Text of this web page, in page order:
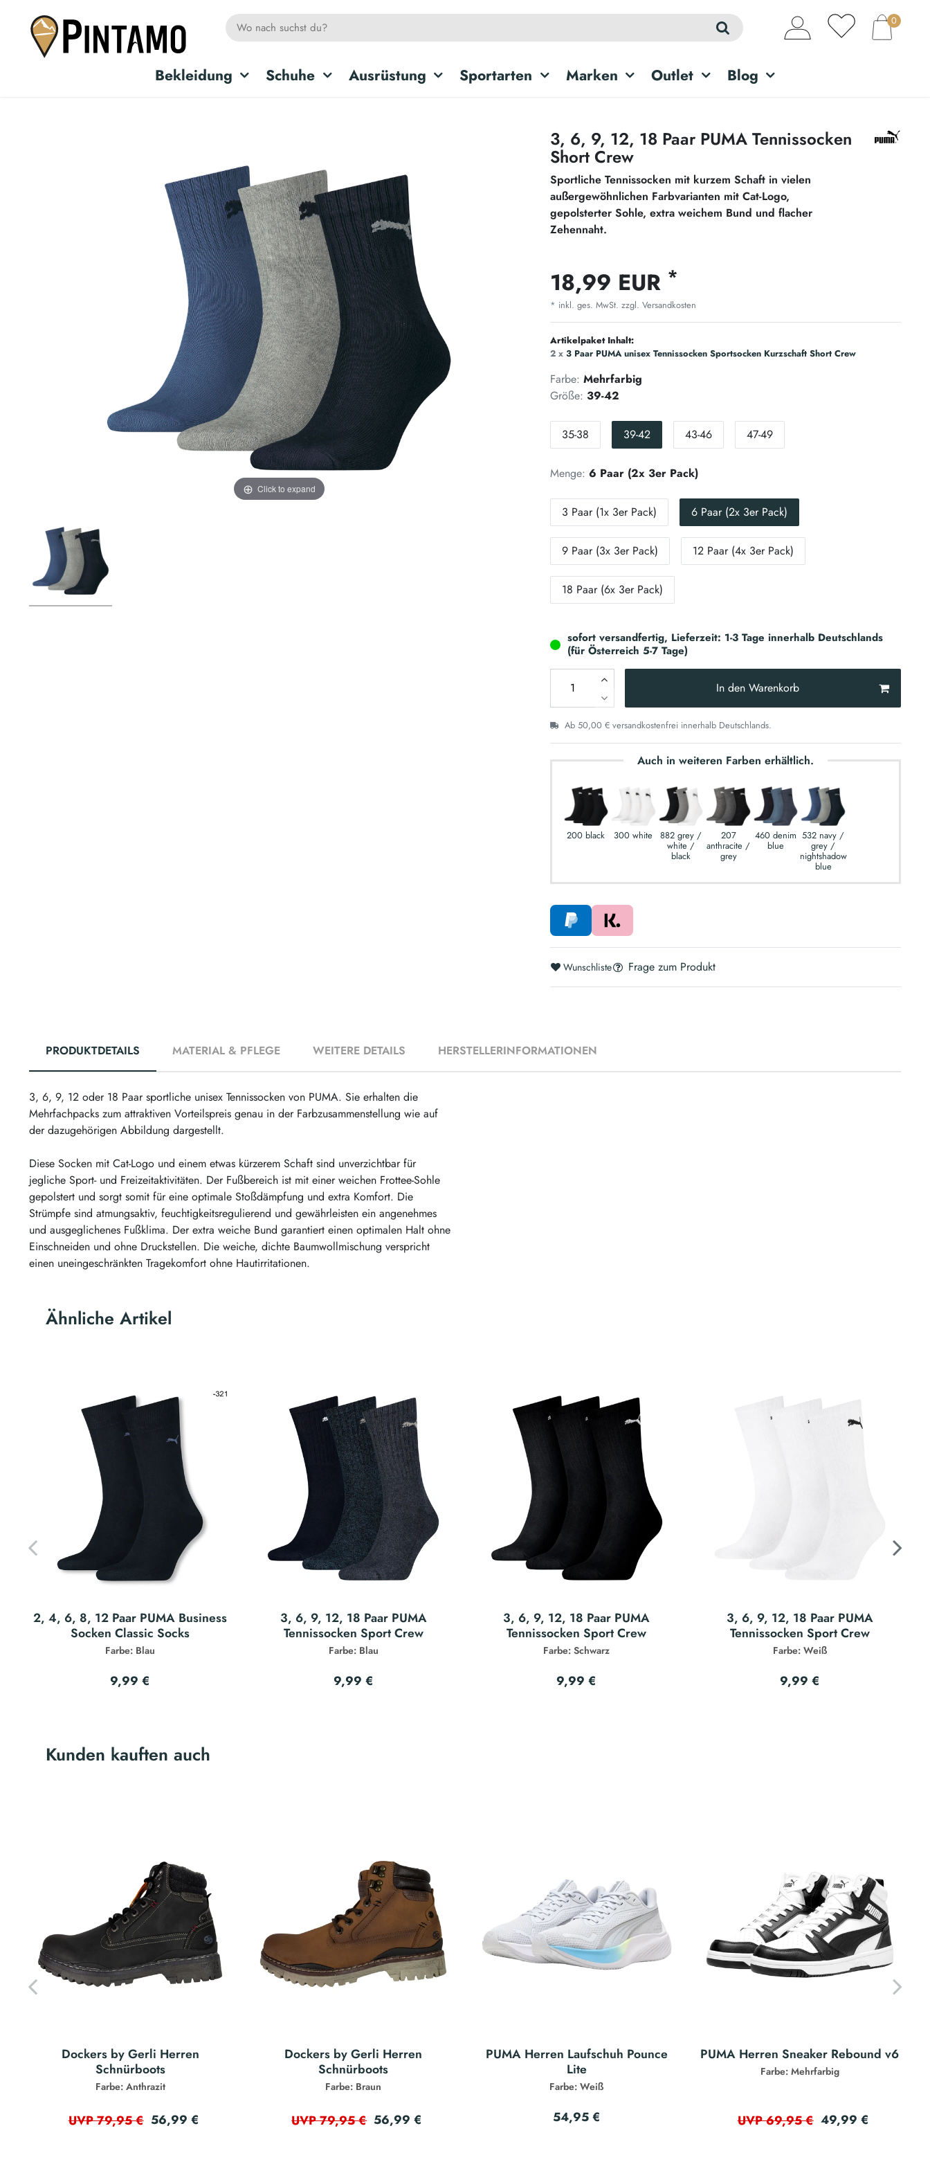
Bekleidung Schuhe Ausrüstung Sportarten Marken Outlet Blog
0
Click to expand
3, 6, 9, 12, 18 Paar PUMA Tennissocken
Short Crew
Sportliche Tennissocken mit kurzem Schaft in vielen
außergewöhnlichen Farbvarianten mit Cat-Logo,
gepolsterter Sohle, extra weichem Bund und flacher
Zehennaht.
18,99 EUR *
* inkl. ges. MwSt. zzgl. Versandkosten
Artikelpaket Inhalt:
2 x 3 Paar PUMA unisex Tennissocken Sportsocken Kurzschaft Short Crew
Farbe: Mehrfarbig
Größe: 39-42
35-38 39-42 43-46 47-49
Menge: 6 Paar (2x 3er Pack)
3 Paar (1x 3er Pack) 6 Paar (2x 3er Pack)
9 Paar (3x 3er Pack) 12 Paar (4x 3er Pack)
18 Paar (6x 3er Pack)
sofort versandfertig, Lieferzeit: 1-3 Tage innerhalb Deutschlands
(für Österreich 5-7 Tage)
In den Warenkorb
Ab 50,00 € versandkostenfrei innerhalb Deutschlands.
Auch in weiteren Farben erhältlich.
200 black 300 white 882 grey /
white /
black
207
anthracite /
grey
460 denim
blue
532 navy /
grey /
nightshadow
blue
Wunschliste Frage zum Produkt
PRODUKTDETAILS MATERIAL & PFLEGE WEITERE DETAILS HERSTELLERINFORMATIONEN
3, 6, 9, 12 oder 18 Paar sportliche unisex Tennissocken von PUMA. Sie erhalten die
Mehrfachpacks zum attraktiven Vorteilspreis genau in der Farbzusammenstellung wie auf
der dazugehörigen Abbildung dargestellt.
Diese Socken mit Cat-Logo und einem etwas kürzerem Schaft sind unverzichtbar für
jegliche Sport- und Freizeitaktivitäten. Der Fußbereich ist mit einer weichen Frottee-Sohle
gepolstert und sorgt somit für eine optimale Stoßdämpfung und extra Komfort. Die
Strümpfe sind atmungsaktiv, feuchtigkeitsregulierend und gewährleisten ein angenehmes
und ausgeglichenes Fußklima. Der extra weiche Bund garantiert einen optimalen Halt ohne
Einschneiden und ohne Druckstellen. Die weiche, dichte Baumwollmischung verspricht
einen uneingeschränkten Tragekomfort ohne Hautirritationen.
Ähnliche Artikel
2, 4, 6, 8, 12 Paar PUMA Business
Socken Classic Socks
Farbe: Blau
9,99 €
3, 6, 9, 12, 18 Paar PUMA
Tennissocken Sport Crew
Farbe: Blau
9,99 €
3, 6, 9, 12, 18 Paar PUMA
Tennissocken Sport Crew
Farbe: Schwarz
9,99 €
3, 6, 9, 12, 18 Paar PUMA
Tennissocken Sport Crew
Farbe: Weiß
9,99 €
Kunden kauften auch
Dockers by Gerli Herren
Schnürboots
Farbe: Anthrazit
UVP 79,95 € 56,99 €
Dockers by Gerli Herren
Schnürboots
Farbe: Braun
UVP 79,95 € 56,99 €
PUMA Herren Laufschuh Pounce
Lite
Farbe: Weiß
54,95 €
PUMA Herren Sneaker Rebound v6
Farbe: Mehrfarbig
UVP 69,95 € 49,99 €